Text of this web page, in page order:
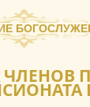
ЧЛЕНОВ